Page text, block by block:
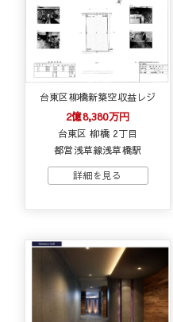
台東区柳橋新築空収益レジ
2億8,380万円
台東区 柳橋 2丁目
都営浅草線浅草橋駅